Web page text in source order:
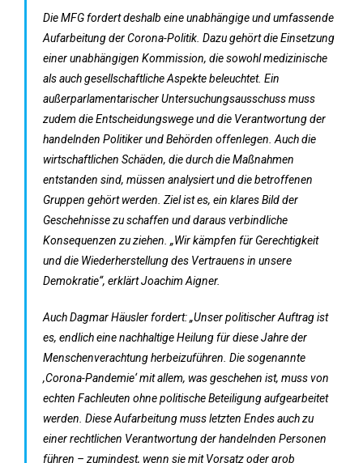
Die MFG fordert deshalb eine unabhängige und umfassende
Aufarbeitung der Corona-Politik. Dazu gehört die Einsetzung
einer unabhängigen Kommission, die sowohl medizinische
als auch gesellschaftliche Aspekte beleuchtet. Ein
außerparlamentarischer Untersuchungsausschuss muss
zudem die Entscheidungswege und die Verantwortung der
handelnden Politiker und Behörden offenlegen. Auch die
wirtschaftlichen Schäden, die durch die Maßnahmen
entstanden sind, müssen analysiert und die betroffenen
Gruppen gehört werden. Ziel ist es, ein klares Bild der
Geschehnisse zu schaffen und daraus verbindliche
Konsequenzen zu ziehen. „Wir kämpfen für Gerechtigkeit
und die Wiederherstellung des Vertrauens in unsere
Demokratie“, erklärt Joachim Aigner.
Auch Dagmar Häusler fordert: „Unser politischer Auftrag ist
es, endlich eine nachhaltige Heilung für diese Jahre der
Menschenverachtung herbeizuführen. Die sogenannte
,Corona-Pandemie‘ mit allem, was geschehen ist, muss von
echten Fachleuten ohne politische Beteiligung aufgearbeitet
werden. Diese Aufarbeitung muss letzten Endes auch zu
einer rechtlichen Verantwortung der handelnden Personen
führen – zumindest, wenn sie mit Vorsatz oder grob